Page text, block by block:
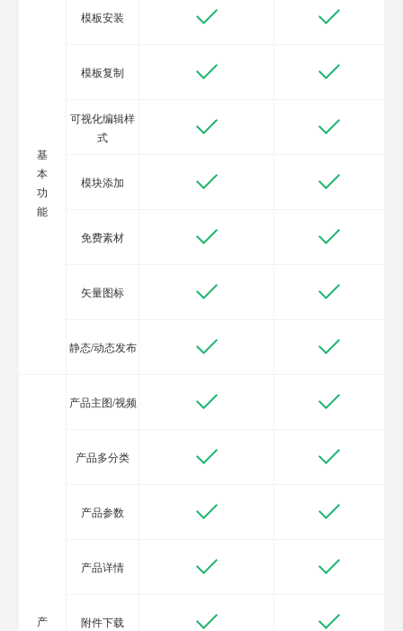
基
本
功
能
模板安装
模板复制
可视化编辑样
式
模块添加
免费素材
矢量图标
静态/动态发布
产
产品主图/视频
产品多分类
产品参数
产品详情
附件下载